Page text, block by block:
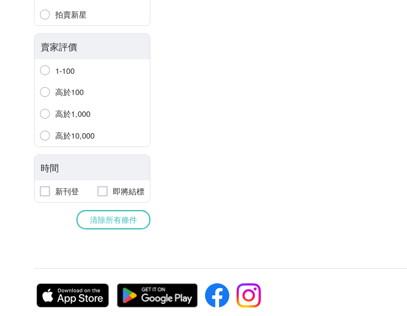
拍賣新星
賣家評價
1-100
高於100
高於1,000
高於10,000
時間
新刊登 即將結標
清除所有條件